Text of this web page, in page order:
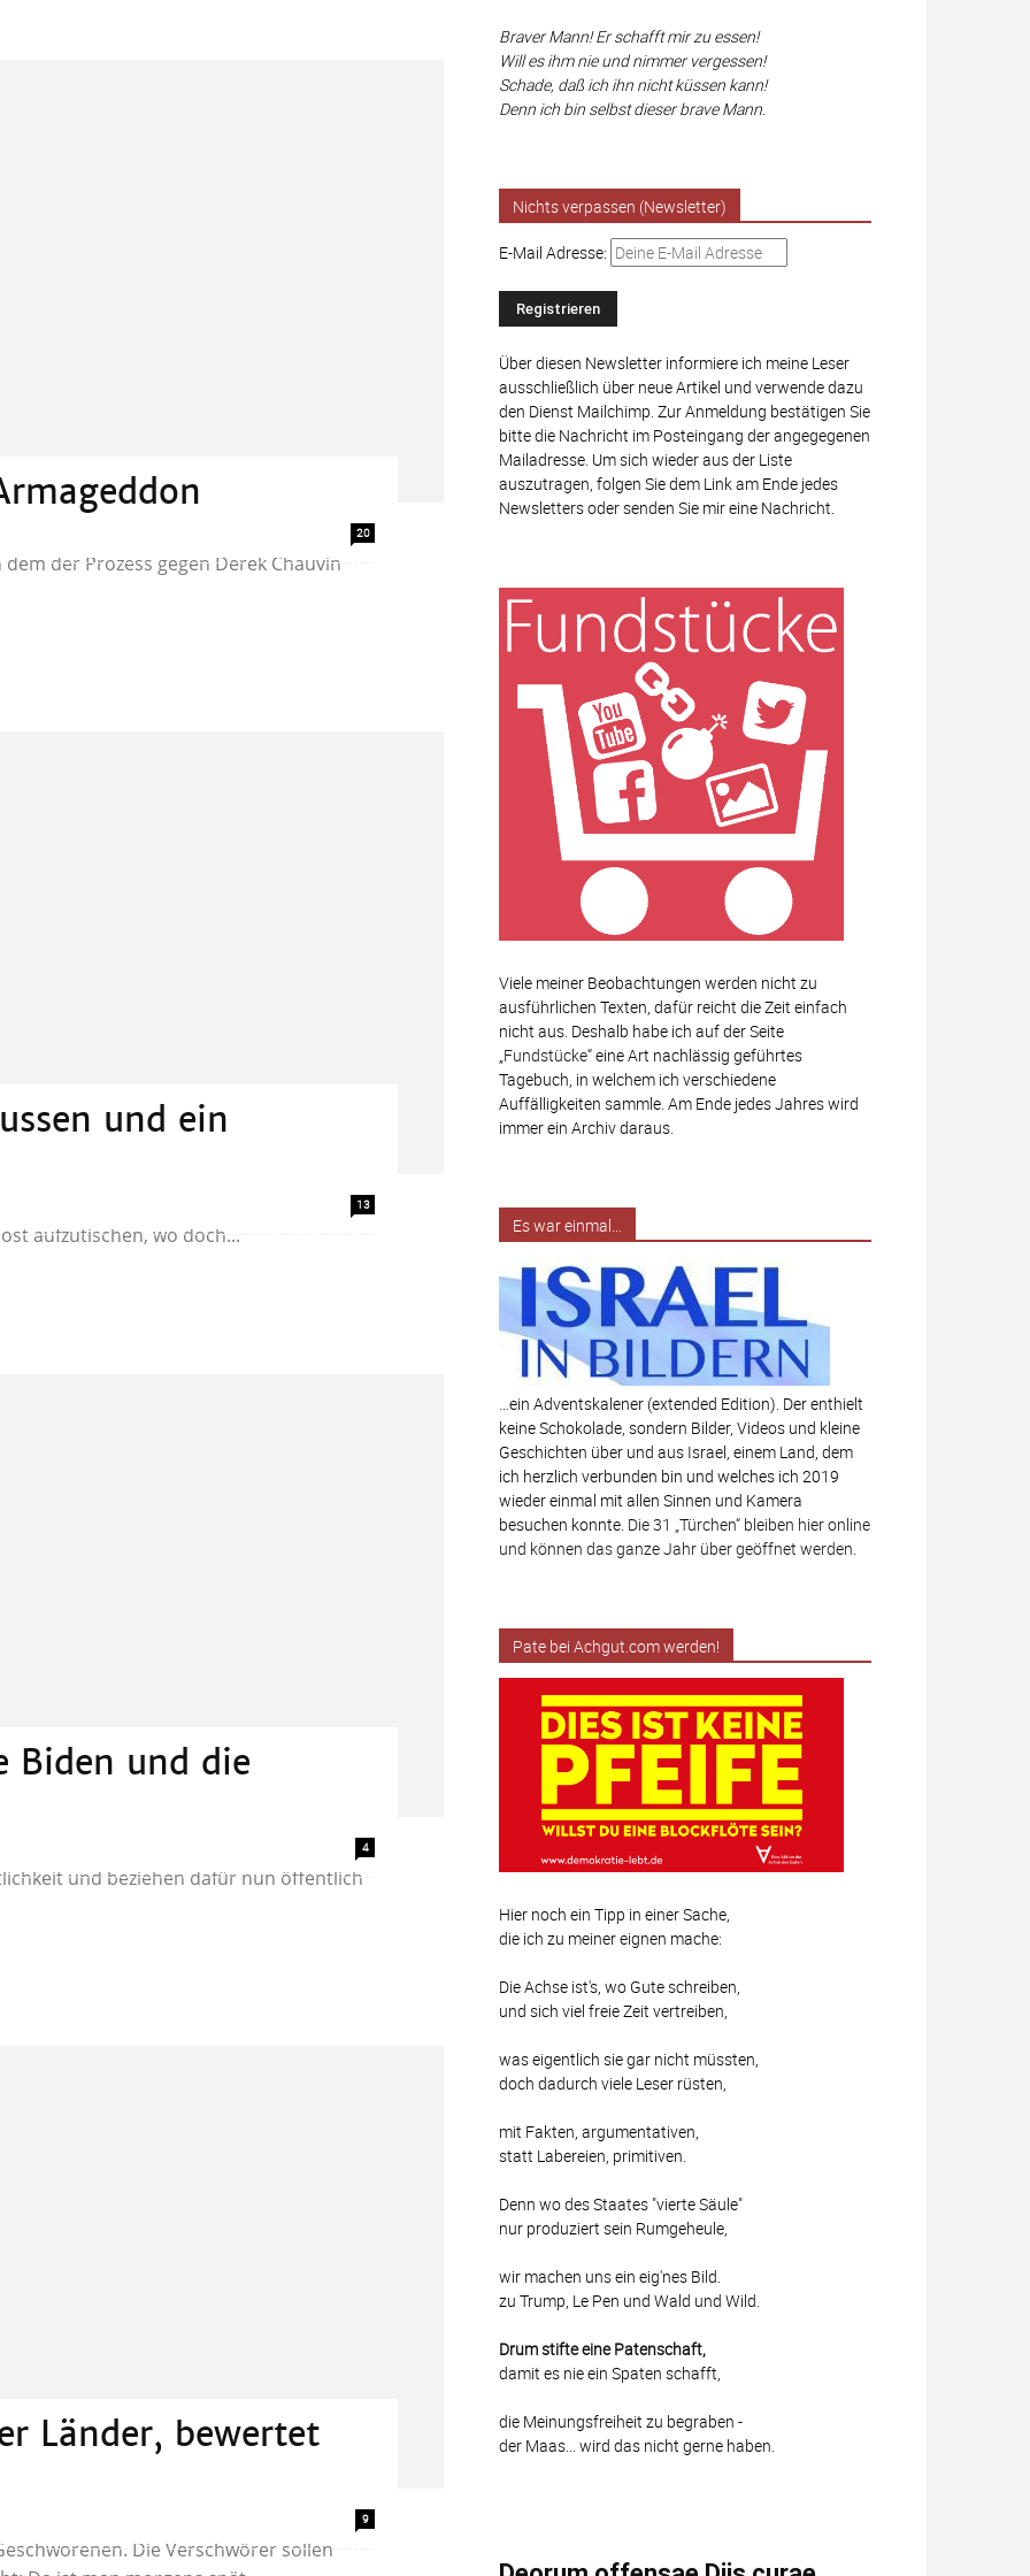
20
Brooklyn Center, einem Vorort von
der Prozess gegen Derek Chauvin
und ein
13
windige Geschichte über Joe und
aufzutischen, wo doch...
Biden und die
4
sozialen Medien zwischen eine Story
und beziehen dafür nun öffentlich
Länder, bewertet
9
Freunde angeklagter
Die Verschwörer sollen
Braver Mann! Er schafft mir zu essen!
Will es ihm nie und nimmer vergessen!
Schade, daß ich ihn nicht küssen kann!
Denn ich bin selbst dieser brave Mann.
Nichts verpassen (Newsletter)
E-Mail Adresse:
Über diesen Newsletter informiere ich meine Leser
ausschließlich über neue Artikel und verwende dazu
den Dienst Mailchimp. Zur Anmeldung bestätigen Sie
bitte die Nachricht im Posteingang der angegegenen
Mailadresse. Um sich wieder aus der Liste
auszutragen, folgen Sie dem Link am Ende jedes
Newsletters oder senden Sie mir eine Nachricht.
Viele meiner Beobachtungen werden nicht zu
ausführlichen Texten, dafür reicht die Zeit einfach
nicht aus. Deshalb habe ich auf der Seite
„Fundstücke“ eine Art nachlässig geführtes
Tagebuch, in welchem ich verschiedene
Auffälligkeiten sammle. Am Ende jedes Jahres wird
immer ein Archiv daraus.
Es war einmal…
…ein Adventskalener (extended Edition). Der enthielt
keine Schokolade, sondern Bilder, Videos und kleine
Geschichten über und aus Israel, einem Land, dem
ich herzlich verbunden bin und welches ich 2019
wieder einmal mit allen Sinnen und Kamera
besuchen konnte. Die 31 „Türchen“ bleiben hier online
und können das ganze Jahr über geöffnet werden.
Pate bei Achgut.com werden!
Hier noch ein Tipp in einer Sache,
die ich zu meiner eignen mache:
Die Achse ist's, wo Gute schreiben,
und sich viel freie Zeit vertreiben,
was eigentlich sie gar nicht müssten,
doch dadurch viele Leser rüsten,
mit Fakten, argumentativen,
statt Labereien, primitiven.
Denn wo des Staates "vierte Säule"
nur produziert sein Rumgeheule,
wir machen uns ein eig'nes Bild.
zu Trump, Le Pen und Wald und Wild.
Drum stifte eine Patenschaft,
damit es nie ein Spaten schafft,
die Meinungsfreiheit zu begraben -
der Maas... wird das nicht gerne haben.